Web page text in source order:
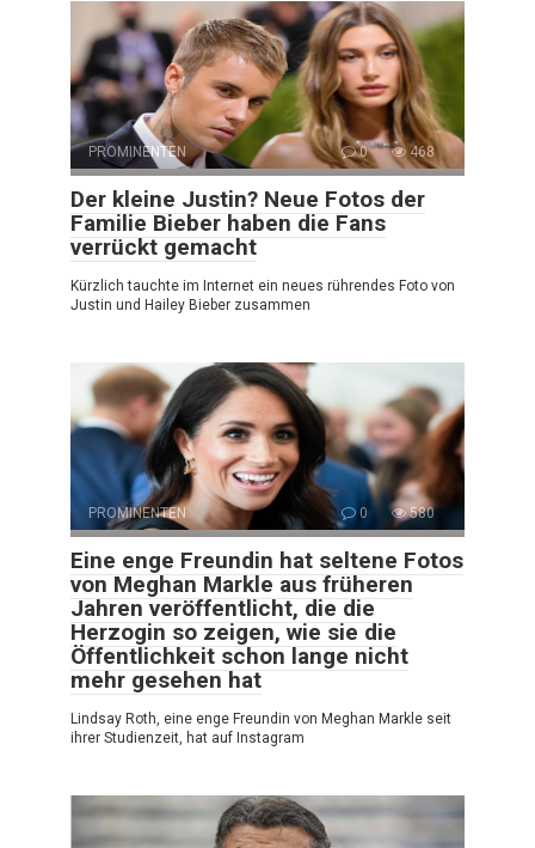
PROMINENTEN 0 468
Der kleine Justin? Neue Fotos der
Familie Bieber haben die Fans
verrückt gemacht
Kürzlich tauchte im Internet ein neues rührendes Foto von
Justin und Hailey Bieber zusammen
PROMINENTEN 0 580
Eine enge Freundin hat seltene Fotos
von Meghan Markle aus früheren
Jahren veröffentlicht, die die
Herzogin so zeigen, wie sie die
Öffentlichkeit schon lange nicht
mehr gesehen hat
Lindsay Roth, eine enge Freundin von Meghan Markle seit
ihrer Studienzeit, hat auf Instagram